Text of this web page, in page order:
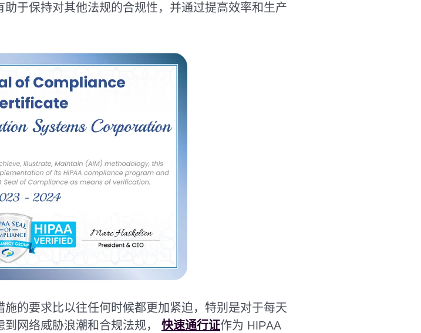
于保持对其他法规的合规性，并通过提高效率和生产
的要求比以往任何时候都更加紧迫，特别是对于每天
网络威胁浪潮和合规法规， 快速通行证作为 HIPAA